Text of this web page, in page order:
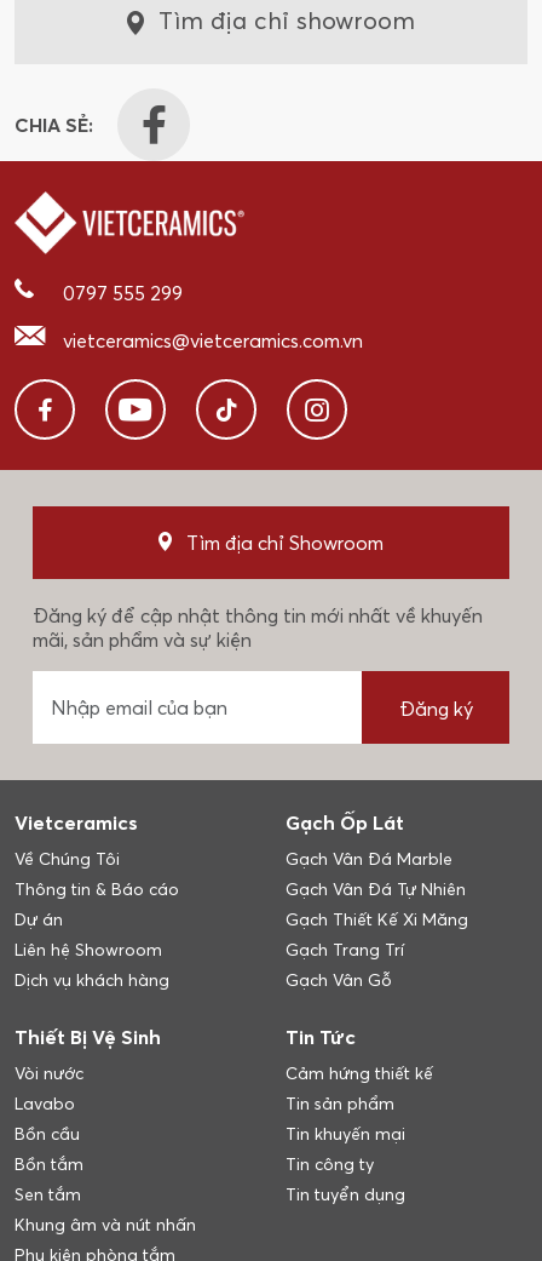
Tìm địa chỉ showroom
CHIA SẺ:
0797 555 299
vietceramics@vietceramics.com.vn
Tìm địa chỉ Showroom
Đăng ký để cập nhật thông tin mới nhất về khuyến
mãi, sản phẩm và sự kiện
Đăng ký
Vietceramics
Về Chúng Tôi
Thông tin & Báo cáo
Dự án
Liên hệ Showroom
Dịch vụ khách hàng
Gạch Ốp Lát
Gạch Vân Đá Marble
Gạch Vân Đá Tự Nhiên
Gạch Thiết Kế Xi Măng
Gạch Trang Trí
Gạch Vân Gỗ
Thiết Bị Vệ Sinh
Vòi nước
Lavabo
Bồn cầu
Bồn tắm
Sen tắm
Khung âm và nút nhấn
Phụ kiện phòng tắm
Tin Tức
Cảm hứng thiết kế
Tin sản phẩm
Tin khuyến mại
Tin công ty
Tin tuyển dụng